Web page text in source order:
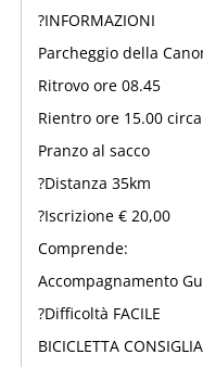
?INFORMAZIONI
Parcheggio della
Ritrovo ore 08.45
Rientro ore 15.00 circa
Pranzo al sacco
?Distanza 35km
?Iscrizione € 20,00
Comprende:
Accompagnamento
?Difficoltà FACILE
BICICLETTA